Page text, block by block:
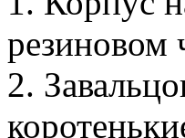
резиновом
2.